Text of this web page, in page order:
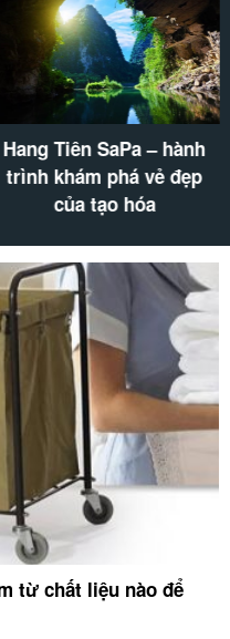
Hang Tiên SaPa – hành
trình khám phá vẻ đẹp
của tạo hóa
từ chất liệu nào để